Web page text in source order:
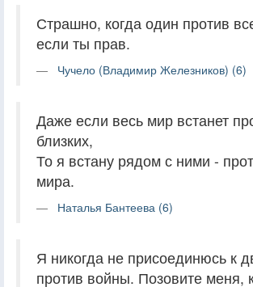
Страшно, когда один против
если ты прав.
Чучело (Владимир Железников) (6)
Даже если весь мир встанет
близких,
То я встану рядом с ними -
мира.
Наталья Бантеева (6)
Я никогда не присоединюсь к
против войны. Позовите меня,